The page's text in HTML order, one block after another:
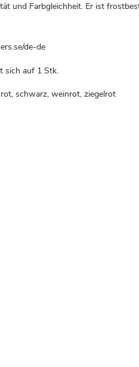
und Farbgleichheit. Er ist
de-de
sich auf 1 Stk.
schwarz, weinrot, ziegelrot